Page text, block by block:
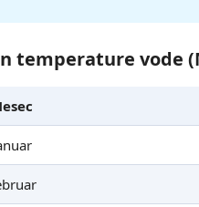
temperature vode